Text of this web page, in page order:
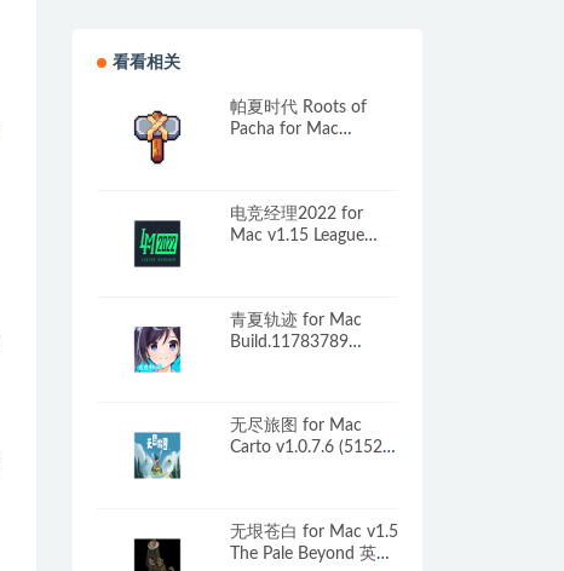
看看相关
帕夏时代 Roots of
Pacha for Mac
电竞经理2022 for
Mac v1.15 League
青夏轨迹 for Mac
Build.11783789
无尽旅图 for Mac
Carto v1.0.7.6 (51528)
无垠苍白 for Mac v1.5
The Pale Beyond 英文